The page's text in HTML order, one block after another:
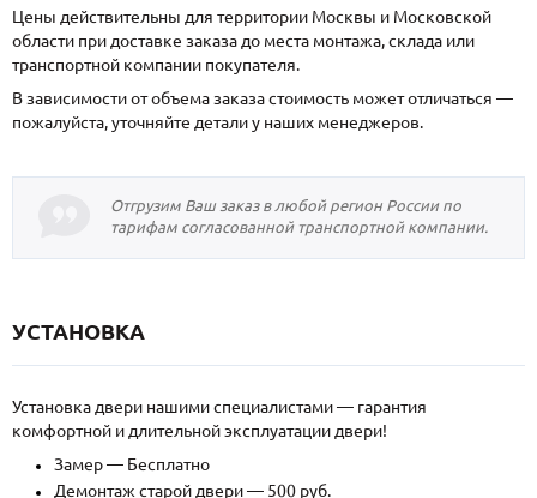
Цены действительны для территории Москвы и Московской
области при доставке заказа до места монтажа, склада или
транспортной компании покупателя.
В зависимости от объема заказа стоимость может отличаться —
пожалуйста, уточняйте детали у наших менеджеров.
Отгрузим Ваш заказ в любой регион России по
тарифам согласованной транспортной компании.
УСТАНОВКА
Установка двери нашими специалистами — гарантия
комфортной и длительной эксплуатации двери!
Замер — Бесплатно
Демонтаж старой двери — 500 руб.